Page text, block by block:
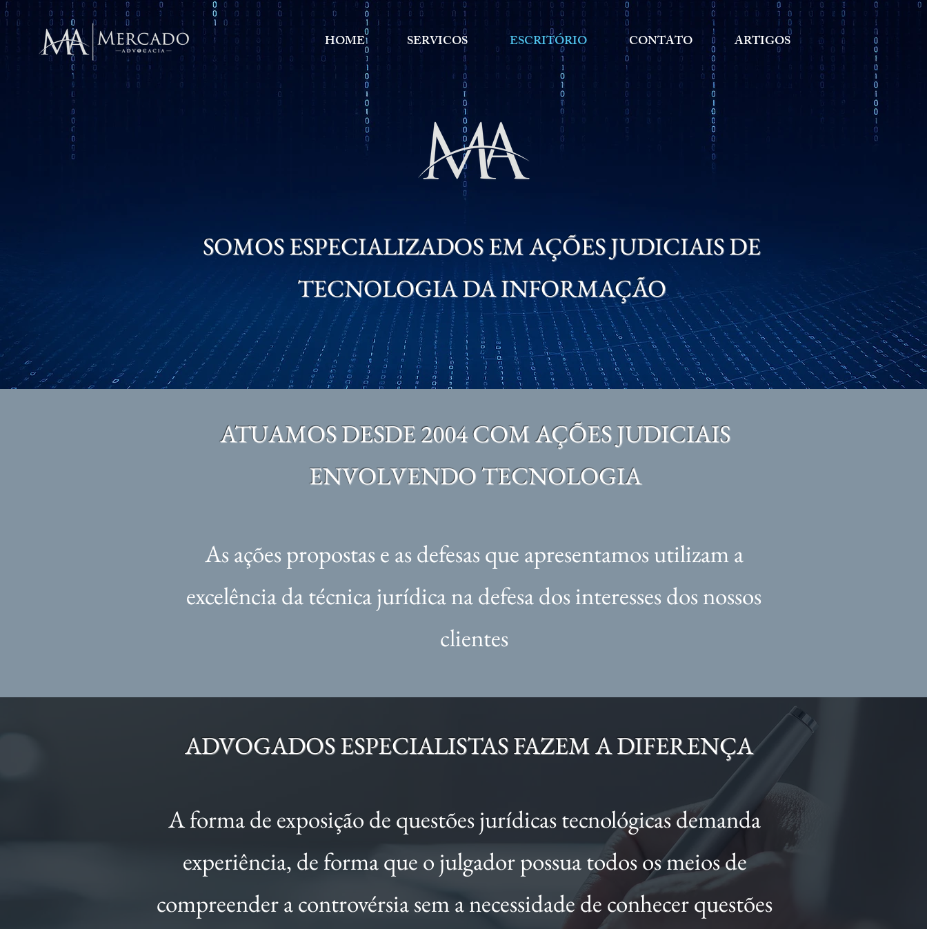
HOME SERVICOS ESCRITÓRIO CONTATO ARTIGOS
SOMOS ESPECIALIZADOS EM AÇÕES JUDICIAIS DE
TECNOLOGIA DA INFORMAÇÃO
ATUAMOS DESDE 2004 COM AÇÕES JUDICIAIS
ENVOLVENDO TECNOLOGIA
As ações propostas e as defesas que apresentamos utilizam a
excelência da técnica jurídica na defesa dos interesses dos nossos
clientes
ADVOGADOS ESPECIALISTAS FAZEM A DIFERENÇA
A forma de exposição de questões jurídicas tecnológicas demanda
experiência, de forma que o julgador possua todos os meios de
compreender a controvérsia sem a necessidade de conhecer questões